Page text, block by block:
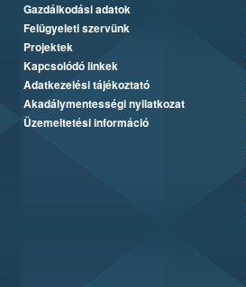
Gazdálkodási adatok
Felügyeleti szervünk
Projektek
Kapcsolódó linkek
Adatkezelési tájékoztató
Akadálymentességi nyilatkozat
Üzemeltetési információ